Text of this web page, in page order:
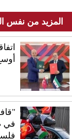
المزيد من نفس
في